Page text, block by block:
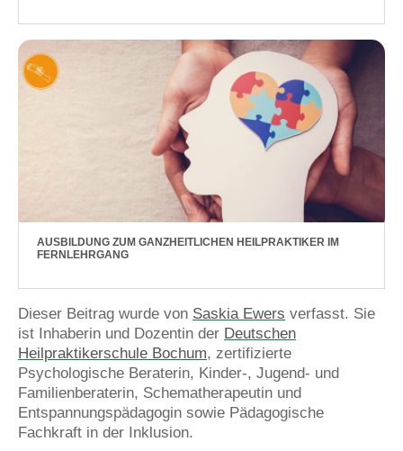
AUSBILDUNG ZUM GANZHEITLICHEN HEILPRAKTIKER IM
FERNLEHRGANG
Dieser Beitrag wurde von Saskia Ewers verfasst. Sie
ist Inhaberin und Dozentin der Deutschen
Heilpraktikerschule Bochum, zertifizierte
Psychologische Beraterin, Kinder-, Jugend- und
Familienberaterin, Schematherapeutin und
Entspannungspädagogin sowie Pädagogische
Fachkraft in der Inklusion.